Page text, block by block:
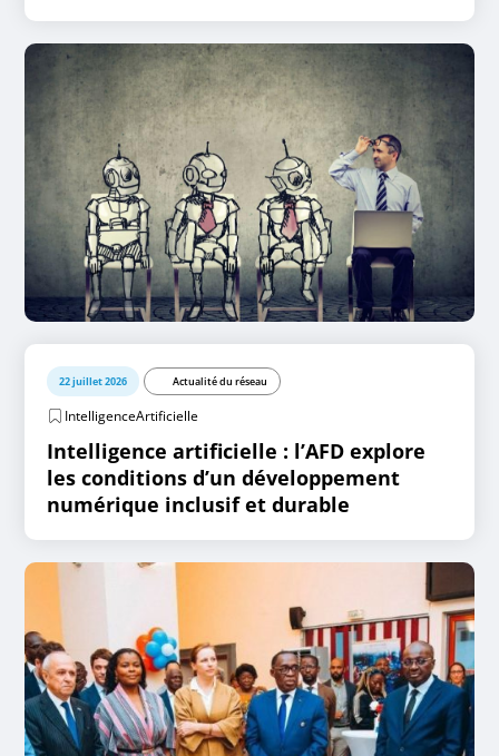
22 juillet 2026 Actualité du réseau
IntelligenceArtificielle
Intelligence artificielle : l’AFD explore
les conditions d’un développement
numérique inclusif et durable